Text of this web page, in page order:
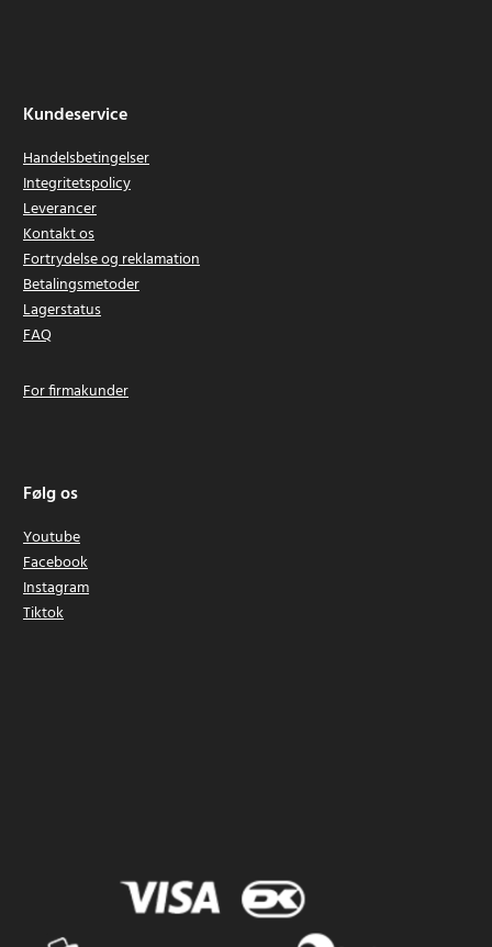
Kundeservice
Handelsbetingelser
Integritetspolicy
Leverancer
Kontakt os
Fortrydelse og reklamation
Betalingsmetoder
Lagerstatus
FAQ
For firmakunder
Følg os
Youtube
Facebook
Instagram
Tiktok